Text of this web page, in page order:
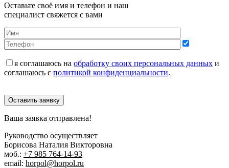
Оставьте своё имя и телефон и наш
специалист свяжется с вами
я соглашаюсь на обработку своих персональных данных и
соглашаюсь с политикой конфиденциальности.
Оставить заявку
Ваша заявка отправлена!
Руководство осуществляет
Борисова Наталия Викторовна
моб.: +7 985 764-14-93
email: horpol@horpol.ru